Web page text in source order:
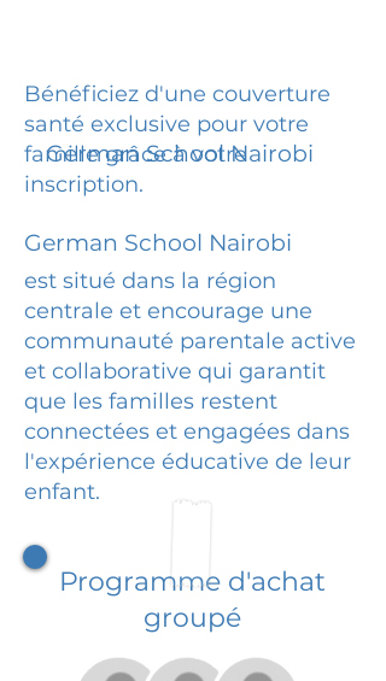
Bénéficiez d'une couverture
santé exclusive pour votre
famille grâce à votre
inscription.
German School Nairobi
German School Nairobi
est situé dans la région
centrale et encourage une
communauté parentale active
et collaborative qui garantit
que les familles restent
connectées et engagées dans
l'expérience éducative de leur
enfant.
Programme d'achat
groupé